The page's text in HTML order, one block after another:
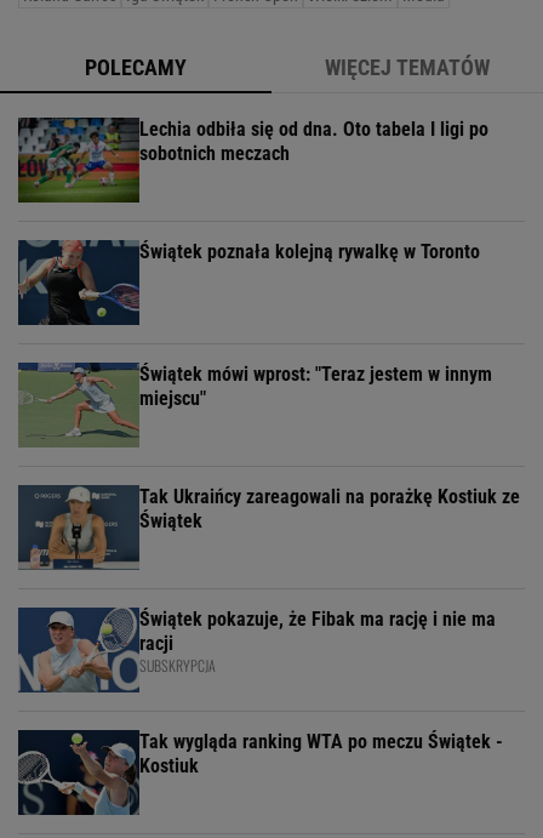
POLECAMY WIĘCEJ TEMATÓW
Lechia odbiła się od dna. Oto tabela I ligi po
sobotnich meczach
Świątek poznała kolejną rywalkę w Toronto
Świątek mówi wprost: "Teraz jestem w innym
miejscu"
Tak Ukraińcy zareagowali na porażkę Kostiuk ze
Świątek
Świątek pokazuje, że Fibak ma rację i nie ma
racji
SUBSKRYPCJA
Tak wygląda ranking WTA po meczu Świątek -
Kostiuk